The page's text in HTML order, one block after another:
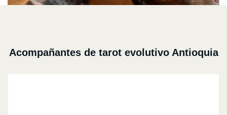
Acompañantes de tarot evolutivo Antioquia